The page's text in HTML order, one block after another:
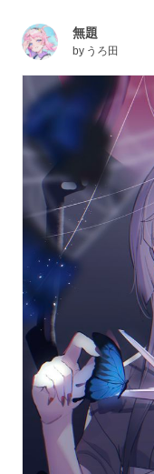
無題
by うろ田